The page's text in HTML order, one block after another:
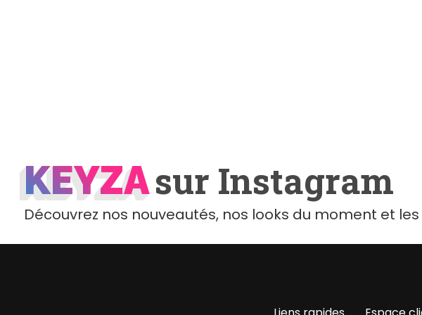
KEYZA
KEYZAsur Instagram
Découvrez nos nouveautés, nos looks du moment et